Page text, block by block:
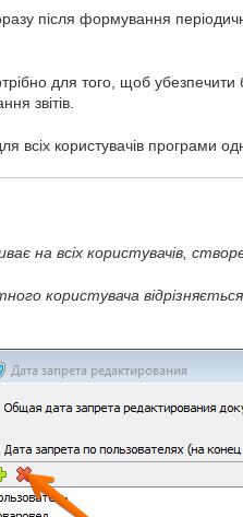
після формування
для того, щоб
звітів.
всіх користувачів програми
на всіх користувачів,
користувача